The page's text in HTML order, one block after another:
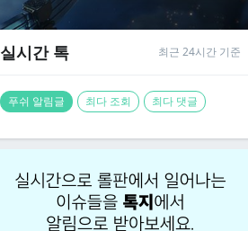
실시간 톡 최근 24시간 기준
푸쉬 알림글 최다 조회 최다 댓글